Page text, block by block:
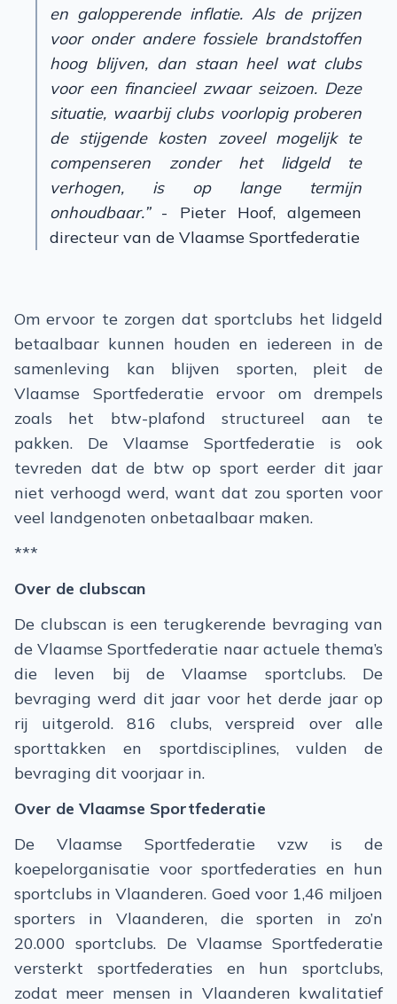
en galopperende inflatie. Als de prijzen
voor onder andere fossiele brandstoffen
hoog blijven, dan staan heel wat clubs
voor een financieel zwaar seizoen. Deze
situatie, waarbij clubs voorlopig proberen
de stijgende kosten zoveel mogelijk te
compenseren zonder het lidgeld te
verhogen, is op lange termijn
onhoudbaar.”- Pieter Hoof, algemeen
directeur van de Vlaamse Sportfederatie
Om ervoor te zorgen dat sportclubs het lidgeld
betaalbaar kunnen houden en iedereen in de
samenleving kan blijven sporten, pleit de
Vlaamse Sportfederatie ervoor om drempels
zoals het btw-plafond structureel aan te
pakken. De Vlaamse Sportfederatie is ook
tevreden dat de btw op sport eerder dit jaar
niet verhoogd werd, want dat zou sporten voor
veel landgenoten onbetaalbaar maken.
***
Over de clubscan
De clubscan is een terugkerende bevraging van
de Vlaamse Sportfederatie naar actuele thema’s
die leven bij de Vlaamse sportclubs. De
bevraging werd dit jaar voor het derde jaar op
rij uitgerold. 816 clubs, verspreid over alle
sporttakken en sportdisciplines, vulden de
bevraging dit voorjaar in.
Over de Vlaamse Sportfederatie​
​De Vlaamse Sportfederatie vzw is de
koepelorganisatie voor sportfederaties en hun
sportclubs in Vlaanderen. Goed voor 1,46 miljoen
sporters in Vlaanderen, die sporten in zo’n
20.000 sportclubs. De Vlaamse Sportfederatie
versterkt sportfederaties en hun sportclubs,
zodat meer mensen in Vlaanderen kwalitatief